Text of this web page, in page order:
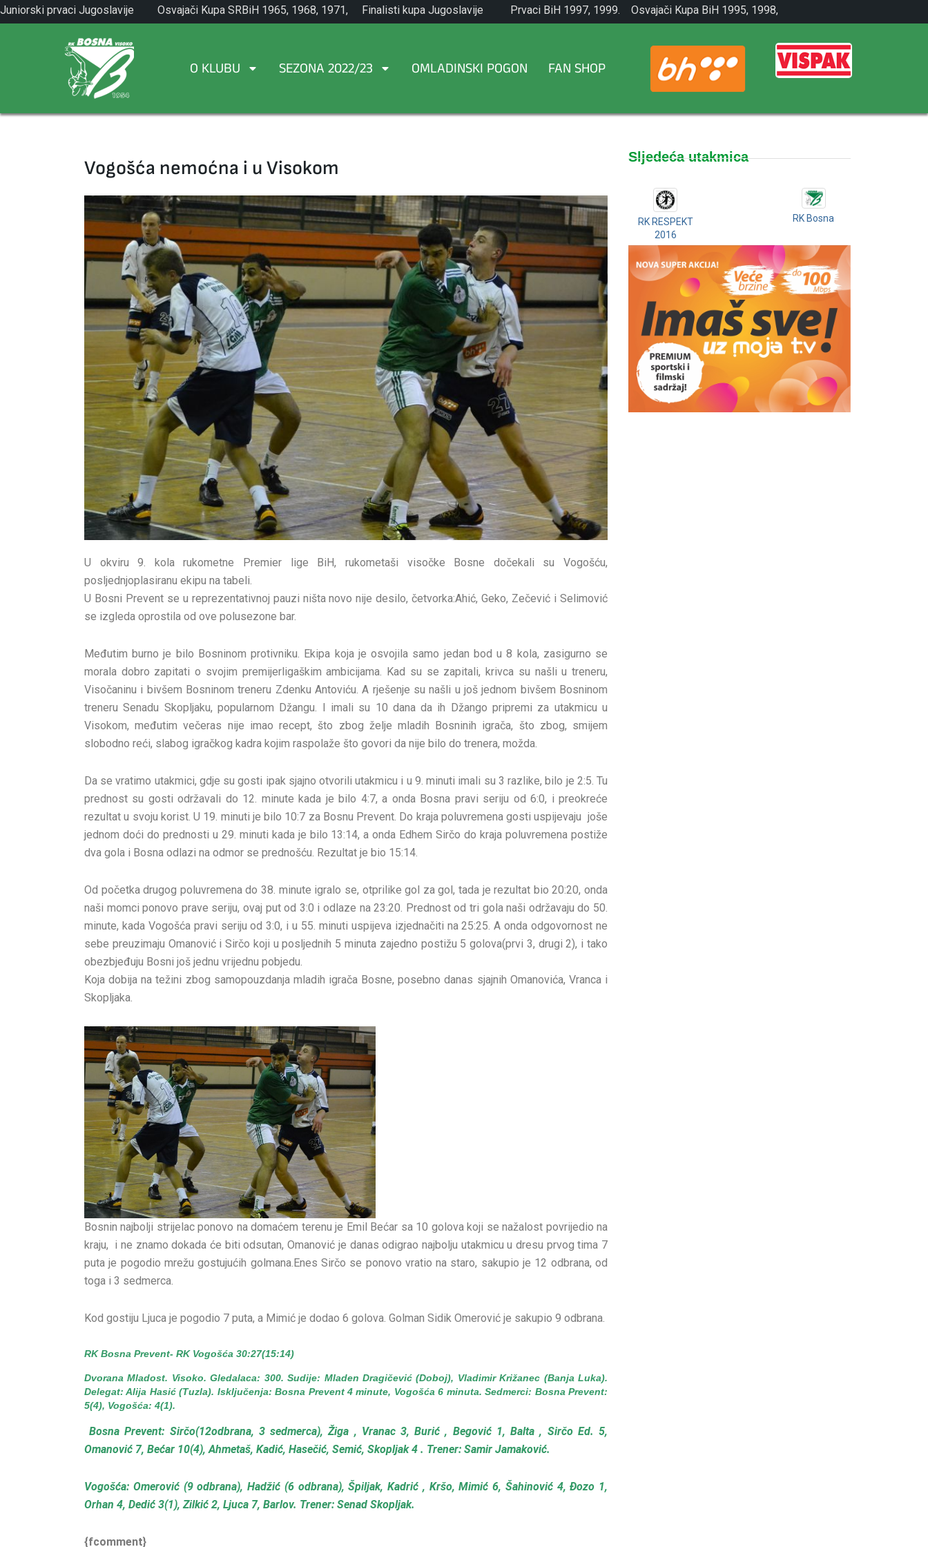
Skip
to
Juniorski prvaci Jugoslavije
1971.
Osvajači Kupa SRBiH 1965, 1968, 1971,
1982.
Finalisti kupa Jugoslavije
1965.
Prvaci BiH 1997, 1999.
Osvajači Kupa BiH 1995, 1998,
2001.
O KLUBU SEZONA 2022/23 OMLADINSKI POGON FAN SHOP
Vogošća nemoćna i u Visokom
U okviru 9. kola rukometne Premier lige BiH, rukometaši visočke Bosne dočekali su Vogošću,
posljednjoplasiranu ekipu na tabeli.
U Bosni Prevent se u reprezentativnoj pauzi ništa novo nije desilo, četvorka:Ahić, Geko, Zečević i Selimović
se izgleda oprostila od ove polusezone bar.
Međutim burno je bilo Bosninom protivniku. Ekipa koja je osvojila samo jedan bod u 8 kola, zasigurno se
morala dobro zapitati o svojim premijerligaškim ambicijama. Kad su se zapitali, krivca su našli u treneru,
Visočaninu i bivšem Bosninom treneru Zdenku Antoviću. A rješenje su našli u još jednom bivšem Bosninom
treneru Senadu Skopljaku, popularnom Džangu. I imali su 10 dana da ih Džango pripremi za utakmicu u
Visokom, međutim večeras nije imao recept, što zbog želje mladih Bosninih igrača, što zbog, smijem
slobodno reći, slabog igračkog kadra kojim raspolaže što govori da nije bilo do trenera, možda.
Da se vratimo utakmici, gdje su gosti ipak sjajno otvorili utakmicu i u 9. minuti imali su 3 razlike, bilo je 2:5. Tu
prednost su gosti održavali do 12. minute kada je bilo 4:7, a onda Bosna pravi seriju od 6:0, i preokreće
rezultat u svoju korist. U 19. minuti je bilo 10:7 za Bosnu Prevent. Do kraja poluvremena gosti uspijevaju joše
jednom doći do prednosti u 29. minuti kada je bilo 13:14, a onda Edhem Sirčo do kraja poluvremena postiže
dva gola i Bosna odlazi na odmor se prednošću. Rezultat je bio 15:14.
Od početka drugog poluvremena do 38. minute igralo se, otprilike gol za gol, tada je rezultat bio 20:20, onda
naši momci ponovo prave seriju, ovaj put od 3:0 i odlaze na 23:20. Prednost od tri gola naši održavaju do 50.
minute, kada Vogošća pravi seriju od 3:0, i u 55. minuti uspijeva izjednačiti na 25:25. A onda odgovornost ne
sebe preuzimaju Omanović i Sirčo koji u posljednih 5 minuta zajedno postižu 5 golova(prvi 3, drugi 2), i tako
obezbjeđuju Bosni još jednu vrijednu pobjedu.
Koja dobija na težini zbog samopouzdanja mladih igrača Bosne, posebno danas sjajnih Omanovića, Vranca i
Skopljaka.
Bosnin najbolji strijelac ponovo na domaćem terenu je Emil Bećar sa 10 golova koji se nažalost povrijedio na
kraju, i ne znamo dokada će biti odsutan, Omanović je danas odigrao najbolju utakmicu u dresu prvog tima 7
puta je pogodio mrežu gostujućih golmana.Enes Sirčo se ponovo vratio na staro, sakupio je 12 odbrana, od
toga i 3 sedmerca.
Kod gostiju Ljuca je pogodio 7 puta, a Mimić je dodao 6 golova. Golman Sidik Omerović je sakupio 9 odbrana.
RK Bosna Prevent- RK Vogošća 30:27(15:14)
Dvorana Mladost. Visoko. Gledalaca: 300. Sudije: Mladen Dragičević (Doboj), Vladimir Križanec (Banja Luka).
Delegat: Alija Hasić (Tuzla). Isključenja: Bosna Prevent 4 minute, Vogošća 6 minuta. Sedmerci: Bosna Prevent:
5(4), Vogošća: 4(1).
Bosna Prevent: Sirčo(12odbrana, 3 sedmerca), Žiga , Vranac 3, Burić , Begović 1, Balta , Sirčo Ed. 5,
Omanović 7, Bećar 10(4), Ahmetaš, Kadić, Hasečić, Semić, Skopljak 4 . Trener: Samir Jamaković.
Vogošća: Omerović (9 odbrana), Hadžić (6 odbrana), Špiljak, Kadrić , Kršo, Mimić 6, Šahinović 4, Đozo 1,
Orhan 4, Dedić 3(1), Zilkić 2, Ljuca 7, Barlov. Trener: Senad Skopljak.
{fcomment}
Sljedeća utakmica
RK RESPEKT
2016
RK Bosna